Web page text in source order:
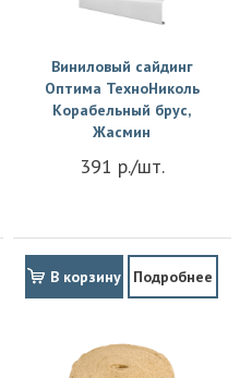
Виниловый сайдинг
Оптима ТехноНиколь
Корабельный брус,
Жасмин
391 р./шт.
В корзину Подробнее